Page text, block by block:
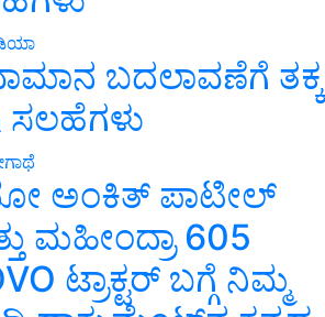
ಬದಲಾವಣೆಗೆ ತಕ್ಕ
ಸಲಹೆಗಳು
ಅಂಕಿತ್ ಪಾಟೀಲ್
ಮಹೀಂದ್ರಾ 605
ಟ್ರಾಕ್ಟರ್ ಬಗ್ಗೆ ನಿಮ್ಮ